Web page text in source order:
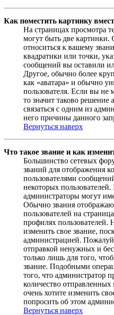
Как поместить картинку
На страницах просмотра
могут быть две
относиться к вашему
квадратики или точки,
сообщений вы оставили
Другое, обычно более
как «аватара» и обычно
пользователя. Если вы не
то значит таково
связаться с одним из
него причины данного
Вернуться наверх
Что такое звание и как
Большинство сетевых
званий для отображения
пользователями
некоторых
администраторы могут
Обычно звания
пользователей на
профилях
изменить свое звание,
администрацией.
отправкой ненужных и
только лишь для того,
звание. Подобными
того, что администратор
количество
очень хотите изменить
попросить об этом
Вернуться наверх